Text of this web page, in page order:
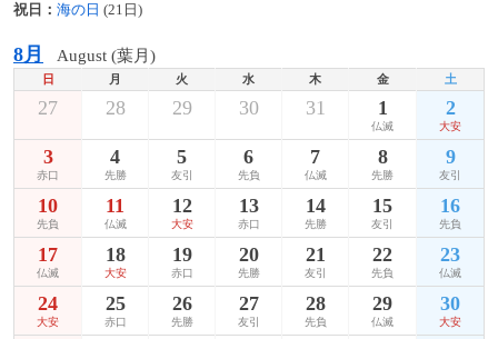
祝日： 海の日 (21日)
8月 August (葉月)
日 月 火 水 木 金 土
27 28 29 30 31 1
仏滅
2
大安
3
赤口
4
先勝
5
友引
6
先負
7
仏滅
8
先勝
9
友引
10
先負
11
仏滅
12
大安
13
赤口
14
先勝
15
友引
16
先負
17
仏滅
18
大安
19
赤口
20
先勝
21
友引
22
先負
23
仏滅
24
大安
25
赤口
26
先勝
27
友引
28
先負
29
仏滅
30
大安